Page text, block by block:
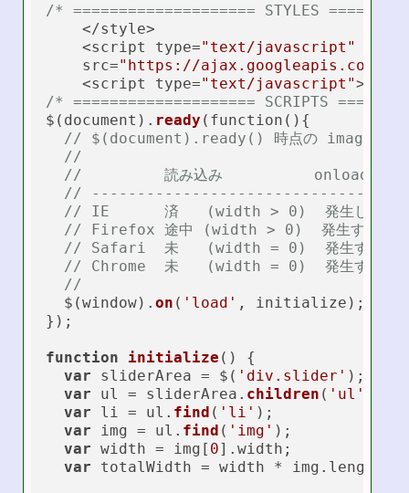
/* ==================== STYLES
    </style>
    <script type=
"text/javascript"
    src=
"https://ajax.googleapis.com/
    <script type=
"text/javascript"
/* ==================== SCRIPTS
$(document). ready (function(){
// $(document).ready() 時点の image
//
//         読み込み          onloadイベン
//
// IE      済   (width > 0)  発生しない
// Firefox 途中 (width > 0)  発生する
// Safari  未   (width = 0)  発生する
// Chrome  未   (width = 0)  発生する
//
  $(window).
on ( 'load' , initialize);
});
function initialize ( ) {
var sliderArea = $( 'div.slider' );
var ul = sliderArea. children ( 'ul'
var li = ul. find ( 'li' );
var img = ul. find ( 'img' );
var width = img[ 0].width;
var totalWidth = width * img.length;